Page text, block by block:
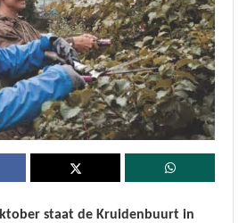
staat de Kruidenbuurt in